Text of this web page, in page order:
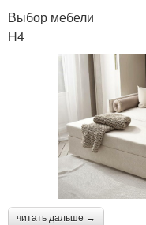
Выбор мебели
H4
читать дальше →